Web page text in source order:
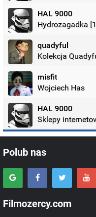
HAL 9000
Hydrozagadka
quadyful
Kolekcja
misfit
Wojciech Has
HAL 9000
Sklepy
Polub nas
Filmozercy.com